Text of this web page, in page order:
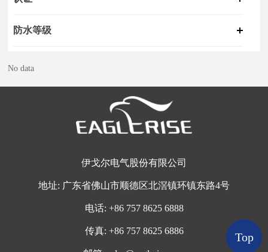
防水等级
No data
伊戈尔电气股份有限公司
地址: 广东省佛山市顺德区北滘镇环镇东路4号
电话: +86 757 8625 6888
传真: +86 757 8625 6886 Top